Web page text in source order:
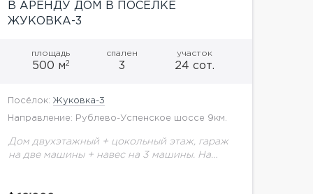
В АРЕНДУ ДОМ В ПОСЕЛКЕ
ЖУКОВКА-3
площадь
500 м2
спален
3
участок
24 сот.
Посёлок: Жуковка-3
Направление: Рублево-Успенское шоссе 9км.
Дом двухэтажный + цокольный этаж, гараж
на две машины + навес на 3 машины. На